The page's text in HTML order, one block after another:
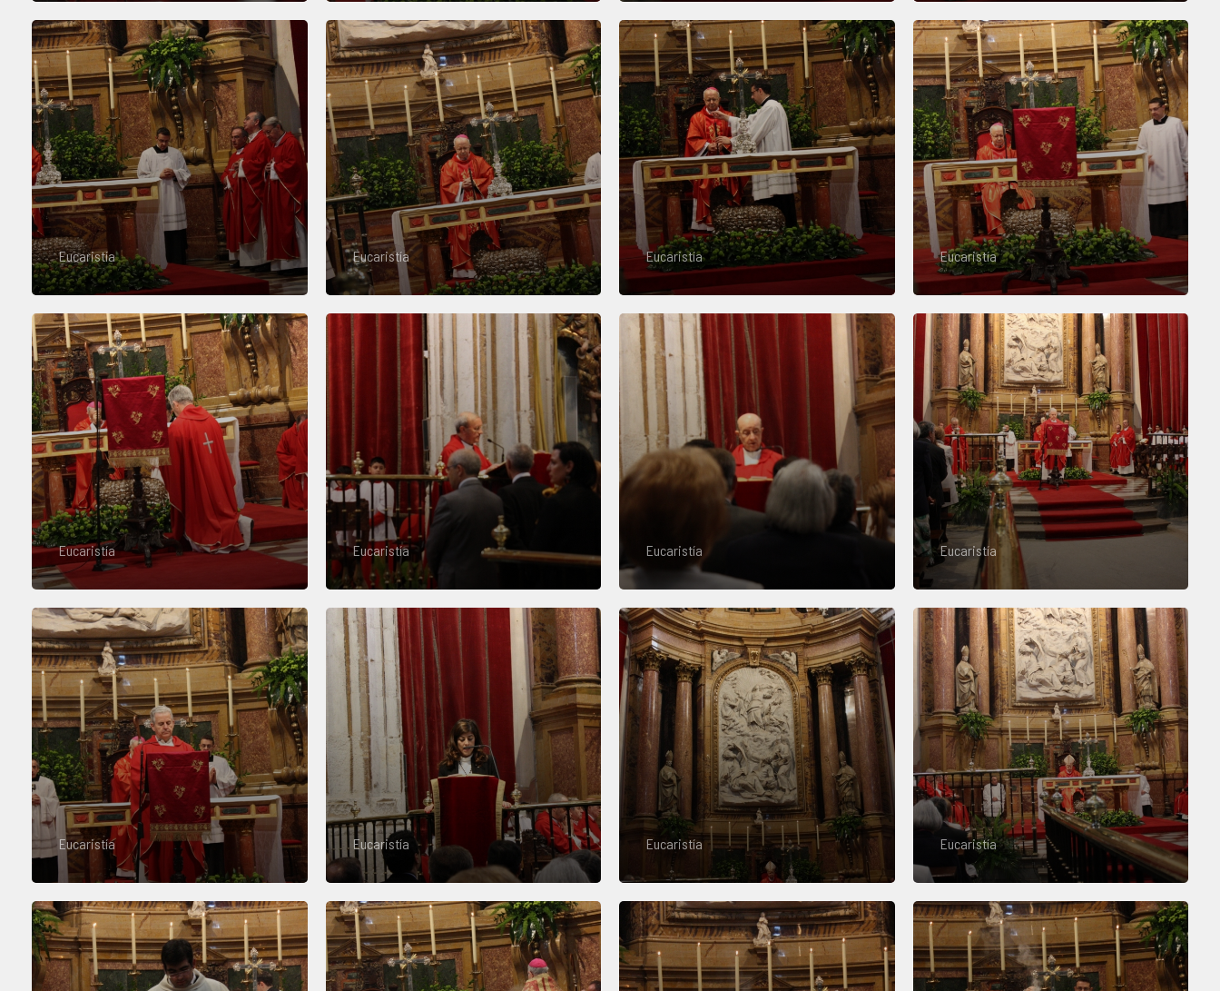
Eucaristía Eucaristía Eucaristía Eucaristía
Eucaristía Eucaristía Eucaristía Eucaristía
Eucaristía Eucaristía Eucaristía Eucaristía